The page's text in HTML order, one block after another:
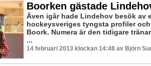
Boorken gästade
Även igår hade Lindehov besök av
hockeysveriges tyngsta profiler
Boork. Numera är den tidigare
...
14 februari 2013 klockan 14:48 av Björn